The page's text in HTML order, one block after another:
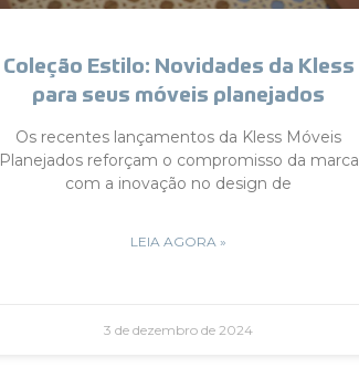
Coleção Estilo: Novidades da Kless
para seus móveis planejados
Os recentes lançamentos da Kless Móveis
Planejados reforçam o compromisso da marca
com a inovação no design de
LEIA AGORA »
3 de dezembro de 2024